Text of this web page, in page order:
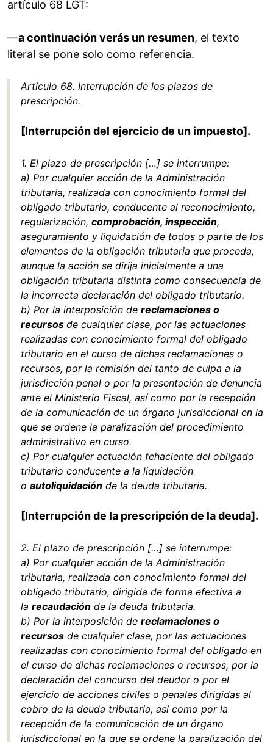
artículo 68 LGT:
—a continuación verás un resumen, el texto
literal se pone solo como referencia.
Artículo 68. Interrupción de los plazos de
prescripción.
[Interrupción del ejercicio de un impuesto].
1. El plazo de prescripción […] se interrumpe:
a) Por cualquier acción de la Administración
tributaria, realizada con conocimiento formal del
obligado tributario, conducente al reconocimiento,
regularización, comprobación, inspección,
aseguramiento y liquidación de todos o parte de los
elementos de la obligación tributaria que proceda,
aunque la acción se dirija inicialmente a una
obligación tributaria distinta como consecuencia de
la incorrecta declaración del obligado tributario.
b) Por la interposición de reclamaciones o
recursos de cualquier clase, por las actuaciones
realizadas con conocimiento formal del obligado
tributario en el curso de dichas reclamaciones o
recursos, por la remisión del tanto de culpa a la
jurisdicción penal o por la presentación de denuncia
ante el Ministerio Fiscal, así como por la recepción
de la comunicación de un órgano jurisdiccional en la
que se ordene la paralización del procedimiento
administrativo en curso.
c) Por cualquier actuación fehaciente del obligado
tributario conducente a la liquidación
o autoliquidación de la deuda tributaria.
[Interrupción de la prescripción de la deuda].
2. El plazo de prescripción […] se interrumpe:
a) Por cualquier acción de la Administración
tributaria, realizada con conocimiento formal del
obligado tributario, dirigida de forma efectiva a
la recaudación de la deuda tributaria.
b) Por la interposición de reclamaciones o
recursos de cualquier clase, por las actuaciones
realizadas con conocimiento formal del obligado en
el curso de dichas reclamaciones o recursos, por la
declaración del concurso del deudor o por el
ejercicio de acciones civiles o penales dirigidas al
cobro de la deuda tributaria, así como por la
recepción de la comunicación de un órgano
jurisdiccional en la que se ordene la paralización del